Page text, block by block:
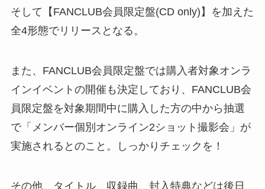
そして【FANCLUB会員限定盤(CD only)】を加えた
全4形態でリリースとなる。
また、FANCLUB会員限定盤では購入者対象オンラ
インイベントの開催も決定しており、FANCLUB会
員限定盤を対象期間中に購入した方の中から抽選
で「メンバー個別オンライン2ショット撮影会」が
実施されるとのこと。しっかりチェックを！
その他、タイトル、収録曲、封入特典などは後日